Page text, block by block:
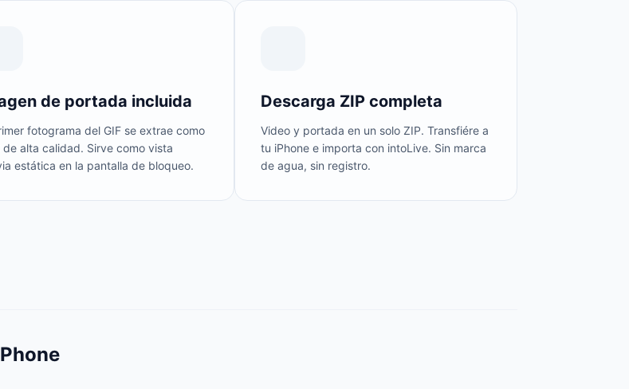
de portada incluida
fotograma del GIF se extrae como
de alta calidad. Sirve como vista
estática en la pantalla de bloqueo.
Descarga ZIP completa
Video y portada en un solo ZIP. Transfiére a
tu iPhone e importa con intoLive. Sin marca
de agua, sin registro.